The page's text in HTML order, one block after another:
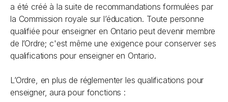
a été créé à la suite de recommandations formulées par
la Commission royale sur l’éducation. Toute personne
qualifiée pour enseigner en Ontario peut devenir membre
de l’Ordre; c'est même une exigence pour conserver ses
qualifications pour enseigner en Ontario.
L’Ordre, en plus de réglementer les qualifications pour
enseigner, aura pour fonctions :